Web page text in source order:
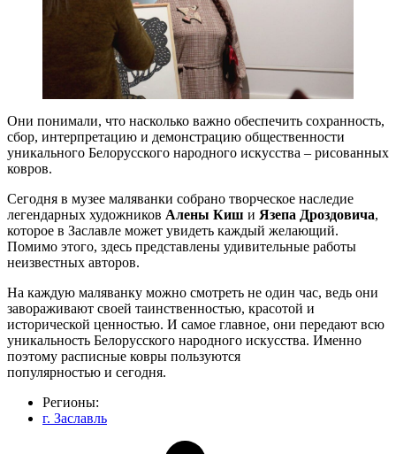
Они понимали, что насколько важно обеспечить сохранность,
сбор, интерпретацию и демонстрацию общественности
уникального Белорусского народного искусства – рисованных
ковров.
Сегодня в музее маляванки собрано творческое наследие
легендарных художников Алены Киш и Язепа Дроздовича,
которое в Заславле может увидеть каждый желающий.
Помимо этого, здесь представлены удивительные работы
неизвестных авторов.
На каждую маляванку можно смотреть не один час, ведь они
завораживают своей таинственностью, красотой и
исторической ценностью. И самое главное, они передают всю
уникальность Белорусского народного искусства. Именно
поэтому расписные ковры пользуются
популярностью и сегодня.
Регионы:
г. Заславль